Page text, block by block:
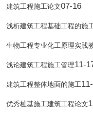
建筑工程施工论文07-16
浅析建筑工程基础工程的施
生物工程专业化工原理实践
浅论建筑工程施工管理11-
建筑工程整体地面的施工
优秀桩基施工建筑工程论文